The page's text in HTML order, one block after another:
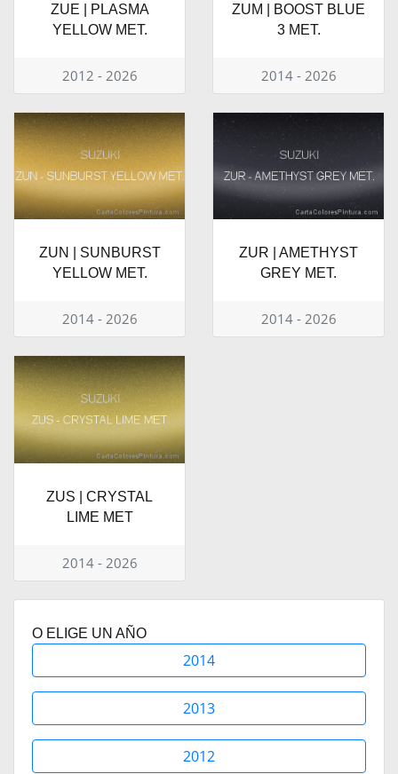
ZUE | PLASMA
YELLOW MET.
2012 - 2026
ZUM | BOOST BLUE
3 MET.
2014 - 2026
ZUN | SUNBURST
YELLOW MET.
2014 - 2026
ZUR | AMETHYST
GREY MET.
2014 - 2026
ZUS | CRYSTAL
LIME MET
2014 - 2026
O ELIGE UN AÑO
2014
2013
2012